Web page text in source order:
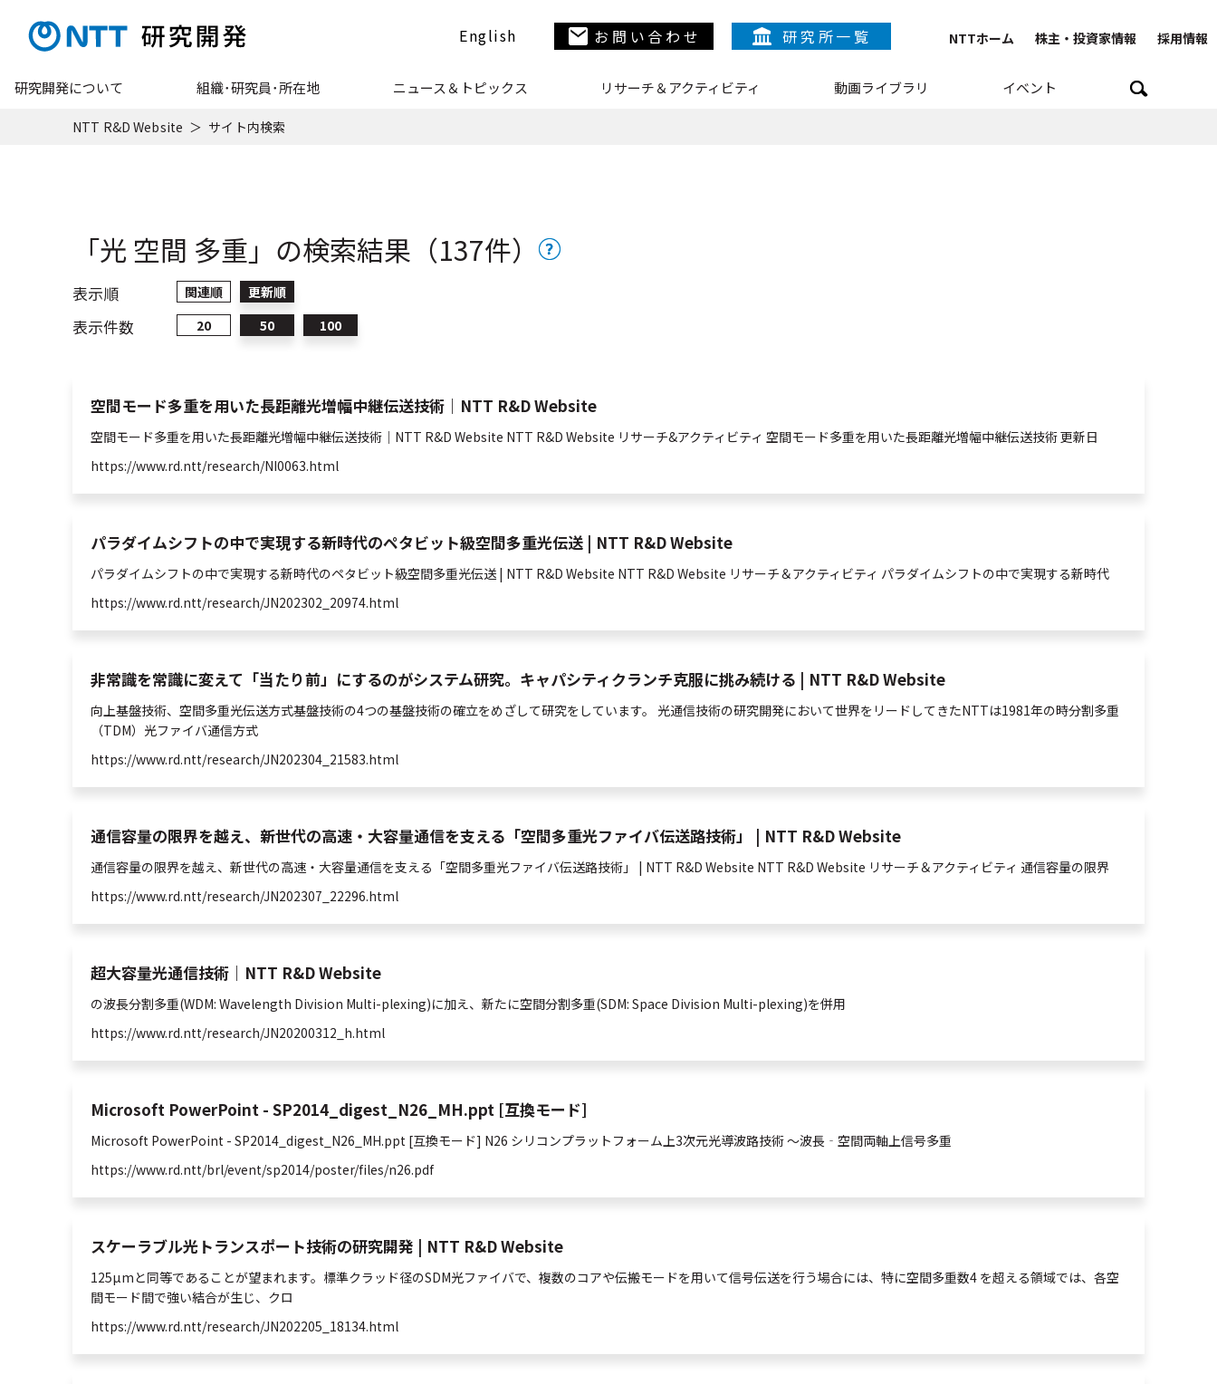
English お問い合わせ 研究所一覧 NTTホーム 株主・投資家情報 採用情報
NTT宇宙環境エネルギー研究所
NTT未来ねっと研究所
NTT物性科学基礎研究所
特定分野の研究センタ一覧
NTT知的財産センタ
研究開発について 組織･研究員･所在地 ニュース＆トピックス リサーチ＆アクティビティ 動画ライブラリ イベント
NTT R&D Website サイト内検索
「光 空間 多重」の検索結果（137件）
表示順 関連順 更新順
表示件数 20 50 100
空間モード多重を用いた長距離光増幅中継伝送技術｜NTT R&D Website
空間モード多重を用いた長距離光増幅中継伝送技術｜NTT R&D Website NTT R&D Website リサーチ&アクティビティ 空間モード多重を用いた長距離光増幅中継伝送技術 更新日
https://www.rd.ntt/research/NI0063.html
パラダイムシフトの中で実現する新時代のペタビット級空間多重光伝送 | NTT R&D Website
パラダイムシフトの中で実現する新時代のペタビット級空間多重光伝送 | NTT R&D Website NTT R&D Website リサーチ＆アクティビティ パラダイムシフトの中で実現する新時代
https://www.rd.ntt/research/JN202302_20974.html
非常識を常識に変えて「当たり前」にするのがシステム研究。キャパシティクランチ克服に挑み続ける | NTT R&D Website
向上基盤技術、 空間多重光伝送方式基盤技術の4つの基盤技術の確立をめざして研究をしています。 光通信技術の研究開発において世界をリードしてきたNTTは1981年の時分割多重
（TDM） 光ファイバ通信方式
https://www.rd.ntt/research/JN202304_21583.html
通信容量の限界を越え、新世代の高速・大容量通信を支える「空間多重光ファイバ伝送路技術」 | NTT R&D Website
通信容量の限界を越え、新世代の高速・大容量通信を支える「空間多重光ファイバ伝送路技術」 | NTT R&D Website NTT R&D Website リサーチ＆アクティビティ 通信容量の限界
https://www.rd.ntt/research/JN202307_22296.html
超大容量光通信技術｜NTT R&D Website
の波長分割多重(WDM: Wavelength Division Multi-plexing)に加え、新たに空間分割多重(SDM: Space Division Multi-plexing)を併用
https://www.rd.ntt/research/JN20200312_h.html
Microsoft PowerPoint - SP2014_digest_N26_MH.ppt [互換モード]
Microsoft PowerPoint - SP2014_digest_N26_MH.ppt [互換モード] N26 シリコンプラットフォーム上3次元光導波路技術 ～波長‐ 空間両軸上信号多重
https://www.rd.ntt/brl/event/sp2014/poster/files/n26.pdf
スケーラブル光トランスポート技術の研究開発 | NTT R&D Website
125µmと同等であることが望まれます。標準クラッド径のSDM光ファイバで、複数のコアや伝搬モードを用いて信号伝送を行う場合には、特に空間多重数4 を超える領域では、各空
間モード間で強い結合が生じ、クロ
https://www.rd.ntt/research/JN202205_18134.html